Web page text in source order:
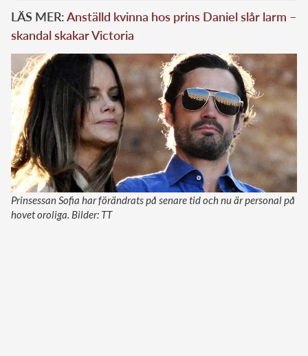
LÄS MER:Anställd kvinna hos prins Daniel slår larm –
skandal skakar Victoria
Prinsessan Sofia har förändrats på senare tid och nu är personal på
hovet oroliga. Bilder: TT